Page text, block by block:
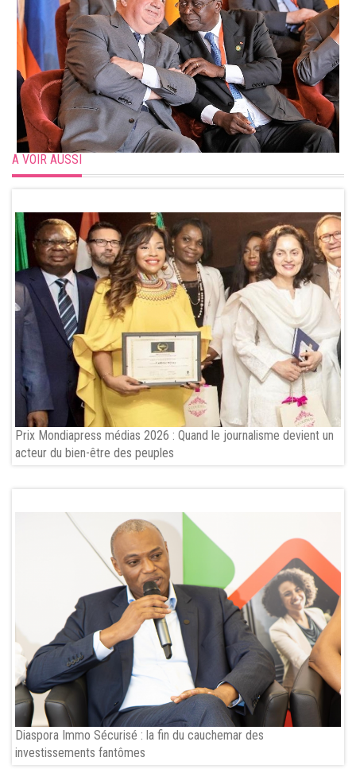
A VOIR AUSSI
Prix Mondiapress médias 2026 : Quand le journalisme devient un
acteur du bien-être des peuples
Diaspora Immo Sécurisé : la fin du cauchemar des
investissements fantômes